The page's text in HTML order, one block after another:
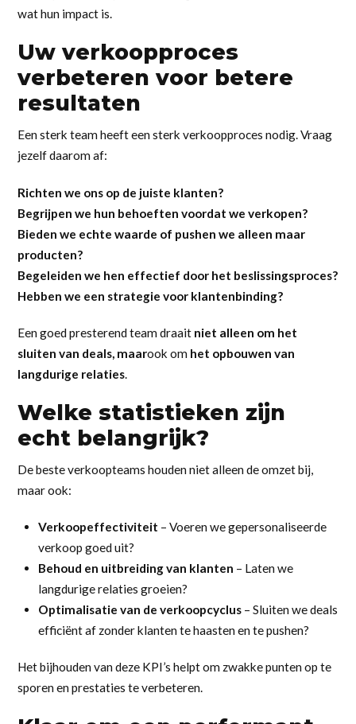
wat hun impact is.
Uw verkoopproces
verbeteren voor betere
resultaten
Een sterk team heeft een sterk verkoopproces nodig. Vraag
jezelf daarom af:
Richten we ons op de juiste klanten?
Begrijpen we hun behoeften voordat we verkopen?
Bieden we echte waarde of pushen we alleen maar
producten?
Begeleiden we hen effectief door het beslissingsproces?
Hebben we een strategie voor klantenbinding?
Een goed presterend team draait niet alleen om het
sluiten van deals, maarook om het opbouwen van
langdurige relaties.
Welke statistieken zijn
echt belangrijk?
De beste verkoopteams houden niet alleen de omzet bij,
maar ook:
Verkoopeffectiviteit – Voeren we gepersonaliseerde
verkoop goed uit?
Behoud en uitbreiding van klanten – Laten we
langdurige relaties groeien?
Optimalisatie van de verkoopcyclus– Sluiten we deals
efficiënt af zonder klanten te haasten en te pushen?
Het bijhouden van deze KPI’s helpt om zwakke punten op te
sporen en prestaties te verbeteren.